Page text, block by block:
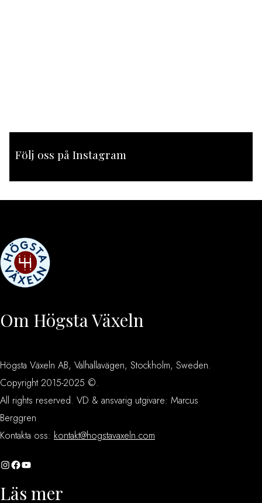
Följ oss på Instagram
Om Högsta Växeln
Högsta Växeln AB, Valhallavägen, Stockholm, Sweden.
Copyright 2015-2025 ©.
All rights reserved. VD & ansvarig utgivare: Marcus
Berggren
Kontakta oss: kontakt@hogstavaxeln.com
InstagramFacebook YouTube
Läs mer